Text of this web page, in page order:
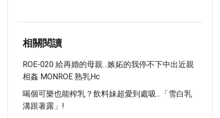
相關閱讀
ROE-020 給再婚的母親…嫉妬的我停不下中出近親
相姦 MONROE 熟乳Hc
喝個可樂也能榨乳？飲料妹超愛到處吸...「雪白乳
溝跟著露」!